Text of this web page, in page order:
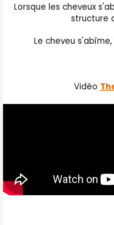
Lorsque les cheveux
structure
Le cheveu
Vidéo